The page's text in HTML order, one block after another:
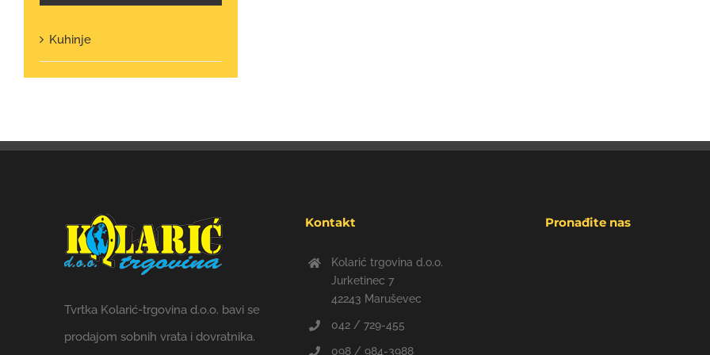
Kuhinje
Tvrtka Kolarić-trgovina d.o.o. bavi se
prodajom sobnih vrata i dovratnika.
Kontakt
Kolarić trgovina d.o.o.
Jurketinec 7
42243 Maruševec
042 / 729-455
098 / 984-3988
Pronađite nas